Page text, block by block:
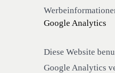
Google Analytics
Diese Website
Google Analytics